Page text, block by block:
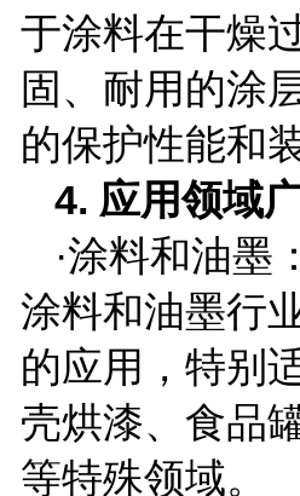
于涂料在干燥
固、耐用的涂
的保护性能和
4. 应用领域
·涂料和油墨
涂料和油墨行
的应用，特别
壳烘漆、食品
等特殊领域。